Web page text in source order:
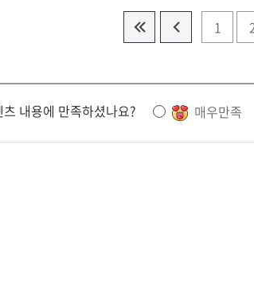
1
츠 내용에 만족하셨나요? 매우만족